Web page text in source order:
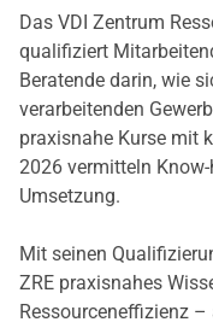
Das VDI Zentrum
qualifiziert
Beratende darin, wie
verarbeitenden
praxisnahe Kurse mit
2026 vermitteln
Umsetzung.
Mit seinen
ZRE praxisnahes
Ressourceneffizienz